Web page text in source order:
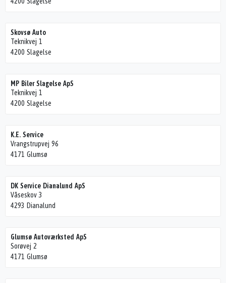
Skovsø Auto
Teknikvej 1
4200 Slagelse
MP Biler Slagelse ApS
Teknikvej 1
4200 Slagelse
K.E. Service
Vrangstrupvej 96
4171 Glumsø
DK Service Dianalund ApS
Våseskov 3
4293 Dianalund
Glumsø Autoværksted ApS
Sorøvej 2
4171 Glumsø